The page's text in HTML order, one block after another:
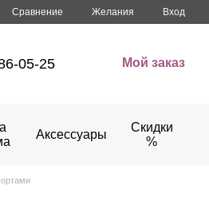
Сравнение Желания Вход
05-25 Мой заказ
Аксессуары
Скидки
%